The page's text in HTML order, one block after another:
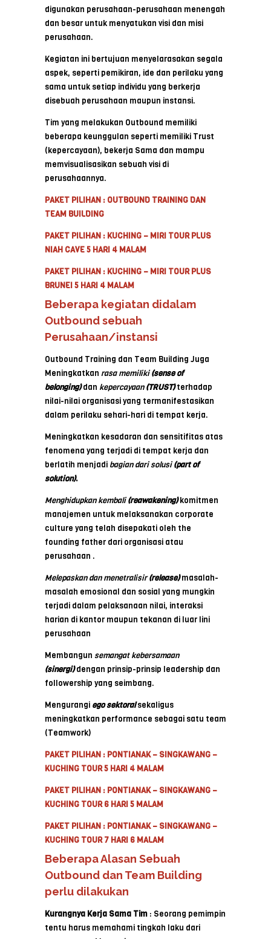
digunakan perusahaan-perusahaan menengah
dan besar untuk menyatukan visi dan misi
perusahaan.
Kegiatan ini bertujuan menyelarasakan segala
aspek, seperti pemikiran, ide dan perilaku yang
sama untuk setiap individu yang berkerja
disebuah perusahaan maupun instansi.
Tim yang melakukan Outbound memiliki
beberapa keunggulan seperti memiliki Trust
(kepercayaan), bekerja Sama dan mampu
memvisualisasikan sebuah visi di
perusahaannya.
PAKET PILIHAN : OUTBOUND TRAINING DAN
TEAM BUILDING
PAKET PILIHAN : KUCHING – MIRI TOUR PLUS
NIAH CAVE 5 HARI 4 MALAM
PAKET PILIHAN : KUCHING – MIRI TOUR PLUS
BRUNEI 5 HARI 4 MALAM
Beberapa kegiatan didalam
Outbound sebuah
Perusahaan/instansi
Outbound Training dan Team Building Juga
Meningkatkan rasa memiliki(sense of
belonging)dan kepercayaan(TRUST)terhadap
nilai-nilai organisasi yang termanifestasikan
dalam perilaku sehari-hari di tempat kerja.
Meningkatkan kesadaran dan sensitifitas atas
fenomena yang terjadi di tempat kerja dan
berlatih menjadi bagian dari solusi(part of
solution).
Menghidupkan kembali(reawakening)komitmen
manajemen untuk melaksanakan corporate
culture yang telah disepakati oleh the
founding father dari organisasi atau
perusahaan .
Melepaskan dan menetralisir(release)masalah-
masalah emosional dan sosial yang mungkin
terjadi dalam pelaksanaan nilai, interaksi
harian di kantor maupun tekanan di luar lini
perusahaan
Membangun semangat kebersamaan
(sinergi) dengan prinsip-prinsip leadership dan
followership yang seimbang.
Mengurangi ego sektoralsekaligus
meningkatkan performance sebagai satu team
(Teamwork)
PAKET PILIHAN : PONTIANAK – SINGKAWANG –
KUCHING TOUR 5 HARI 4 MALAM
PAKET PILIHAN : PONTIANAK – SINGKAWANG –
KUCHING TOUR 6 HARI 5 MALAM
PAKET PILIHAN : PONTIANAK – SINGKAWANG –
KUCHING TOUR 7 HARI 6 MALAM
Beberapa Alasan Sebuah
Outbound dan Team Building
perlu dilakukan
Kurangnya Kerja Sama Tim : Seorang pemimpin
tentu harus memahami tingkah laku dari